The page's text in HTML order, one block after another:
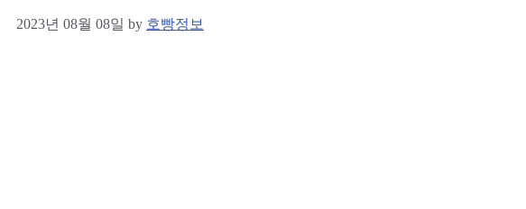
2023년 08월 08일 by 호빵정보